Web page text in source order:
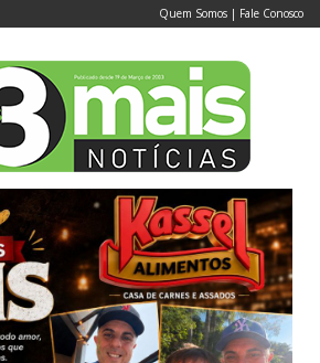
Quem Somos | Fale Conosco